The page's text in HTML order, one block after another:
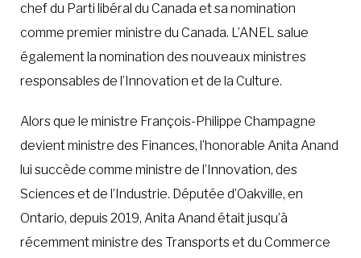
chef du Parti libéral du Canada et sa nomination
comme premier ministre du Canada. L’ANEL salue
également la nomination des nouveaux ministres
responsables de l’Innovation et de la Culture.
Alors que le ministre François-Philippe Champagne
devient ministre des Finances, l’honorable Anita Anand
lui succède comme ministre de l’Innovation, des
Sciences et de l’Industrie. Députée d’Oakville, en
Ontario, depuis 2019, Anita Anand était jusqu’à
récemment ministre des Transports et du Commerce